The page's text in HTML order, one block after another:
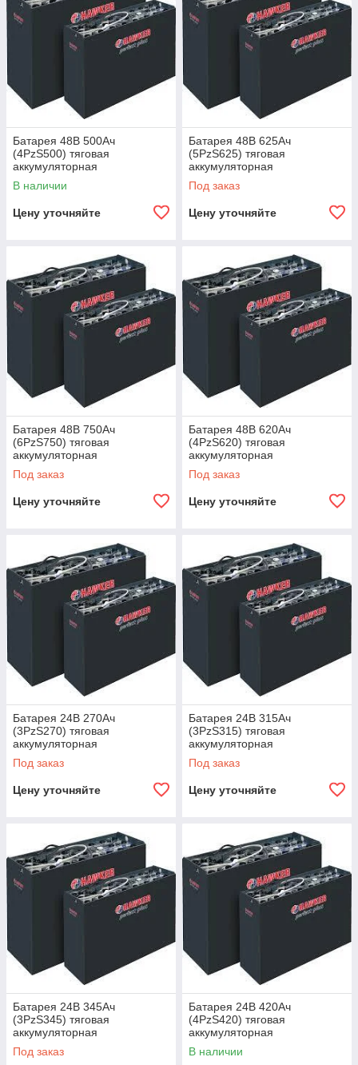
Батарея 48В 500Ач
(4PzS500) тяговая
аккумуляторная
В наличии
Цену уточняйте
Батарея 48В 625Ач
(5PzS625) тяговая
аккумуляторная
Под заказ
Цену уточняйте
Батарея 48В 750Ач
(6PzS750) тяговая
аккумуляторная
Под заказ
Цену уточняйте
Батарея 48В 620Ач
(4PzS620) тяговая
аккумуляторная
Под заказ
Цену уточняйте
Батарея 24В 270Ач
(3PzS270) тяговая
аккумуляторная
Под заказ
Цену уточняйте
Батарея 24В 315Ач
(3PzS315) тяговая
аккумуляторная
Под заказ
Цену уточняйте
Батарея 24В 345Ач
(3PzS345) тяговая
аккумуляторная
Под заказ
Батарея 24В 420Ач
(4PzS420) тяговая
аккумуляторная
В наличии